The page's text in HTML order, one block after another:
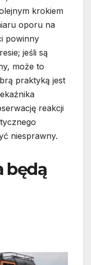
krokiem
oporu na
powinny
jeśli są
może to
praktyką jest
reakcji
niesprawny.
będą